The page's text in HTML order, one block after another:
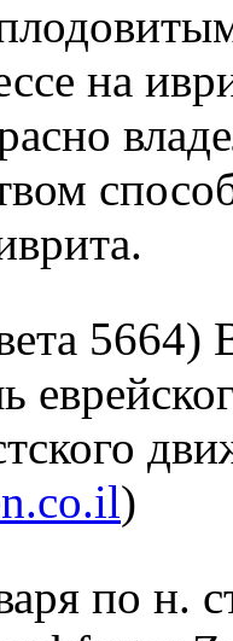
на
5664)
)
по н.